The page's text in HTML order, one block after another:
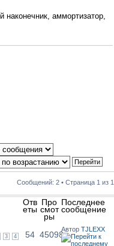
наконечник, аммортизатор,
Сообщений: 2 • Страница 1 из 1
Отв
еты
Про
смот
ры
Последнее
сообщение
3 4 54 45098
Автор TJLEXX